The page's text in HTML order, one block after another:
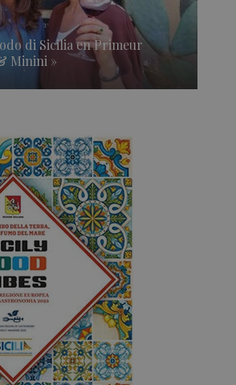
di Sicilia en Primeur
Minini »